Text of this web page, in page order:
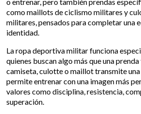
como maillots de ciclismo militares y
militares, pensados para completar una
identidad.
La ropa deportiva militar funciona
quienes buscan algo más que una
camiseta, culotte o maillot transmite
permite entrenar con una imagen más
valores como disciplina, resistencia,
superación.